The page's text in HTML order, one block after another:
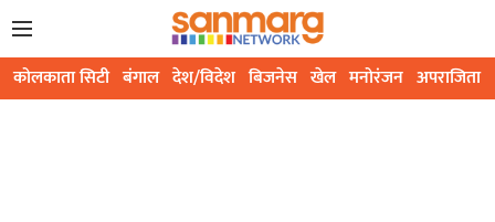
कोलकाता सिटी बंगाल देश/विदेश बिजनेस खेल मनोरंजन अपराजिता